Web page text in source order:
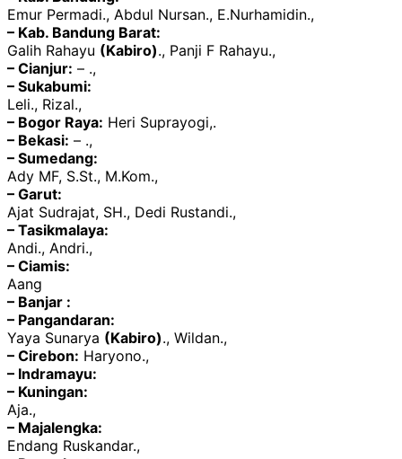
Emur Permadi., Abdul Nursan., E.Nurhamidin.,
– Kab. Bandung Barat:
Galih Rahayu (Kabiro)., Panji F Rahayu.,
– Cianjur: – .,
– Sukabumi:
Leli., Rizal.,
– Bogor Raya: Heri Suprayogi,.
– Bekasi: – .,
– Sumedang:
Ady MF, S.St., M.Kom.,
– Garut:
Ajat Sudrajat, SH., Dedi Rustandi.,
– Tasikmalaya:
Andi., Andri.,
– Ciamis:
Aang
– Banjar :
– Pangandaran:
Yaya Sunarya (Kabiro)., Wildan.,
– Cirebon: Haryono.,
– Indramayu:
– Kuningan:
Aja.,
– Majalengka:
Endang Ruskandar.,